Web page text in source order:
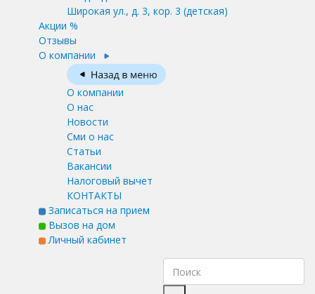
Широкая ул., д. 3, кор. 3 (детская)
Акции %
Отзывы
О компании
О компании
О нас
Новости
Сми о нас
Статьи
Вакансии
Налоговый вычет
КОНТАКТЫ
Записаться на прием
Вызов на дом
Личный кабинет